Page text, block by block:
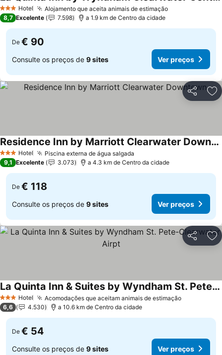
3 EstrelasHotel Alojamento que aceita animais de estimação
8,7 Excelente 7.598 a 1.9 km de Centro da cidade
De € 90
Consulte os preços de 9 sites Ver preços
Partilhar
3 EstrelasHotel Piscina externa de água salgada
Residence Inn by Marriott Clearwater Downtown
9,1 Excelente 3.073 a 4.3 km de Centro da cidade
De € 118
Consulte os preços de 9 sites Ver preços
Partilhar
3 EstrelasHotel Acomodações que aceitam animais de estimação
La Quinta Inn & Suites by Wyndham St. Pete-Clearwater Airpt
6,6 4.530 a 10.6 km de Centro da cidade
De € 54
Consulte os preços de 9 sites Ver preços